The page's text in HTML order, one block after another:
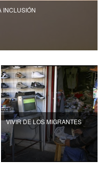
INCLUSIÓN
VIVIR DE LOS MIGRANTES